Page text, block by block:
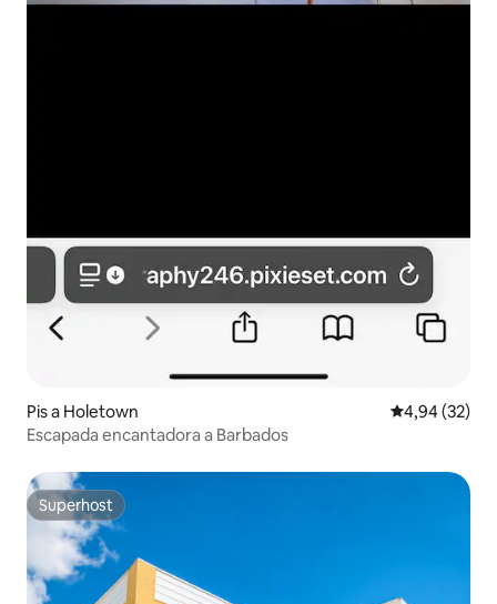
Pis a Holetown 4,94 de
4,94 (32)
Escapada encantadora a Barbados
Superhost
Superhost